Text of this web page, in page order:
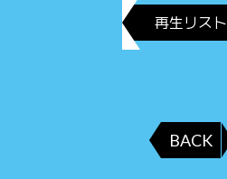
再生リスト
BACK